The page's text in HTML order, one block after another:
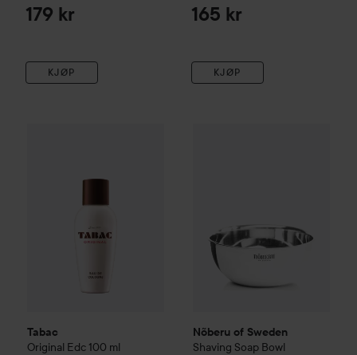
179 kr
KJØP
165 kr
KJØP
Tabac
Original Edc 100 ml
Nõberu of Sweden
Shaving Soap Bowl